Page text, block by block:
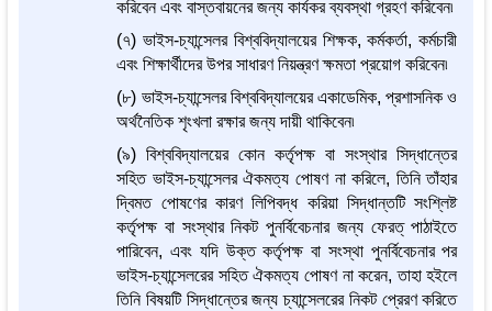
করিবেন এবং বাস্তবায়নের জন্য কার্যকর ব্যবস্থা গ্রহণ করিবেন৷
(৭) ভাইস-চ্যান্সেলর বিশ্ববিদ্যালয়ের শিক্ষক, কর্মকর্তা, কর্মচারী
এবং শিক্ষার্থীদের উপর সাধারণ নিয়ন্ত্রণ ক্ষমতা প্রয়োগ করিবেন৷
(৮) ভাইস-চ্যান্সেলর বিশ্ববিদ্যালয়ের একাডেমিক, প্রশাসনিক ও
অর্থনৈতিক শৃংখলা রক্ষার জন্য দায়ী থাকিবেন৷
(৯) বিশ্ববিদ্যালয়ের কোন কর্তৃপক্ষ বা সংস্থার সিদ্ধান্তের
সহিত ভাইস-চ্যান্সেলর ঐকমত্য পোষণ না করিলে, তিনি তাঁহার
দ্বিমত পোষণের কারণ লিপিবদ্ধ করিয়া সিদ্ধান্তটি সংশ্লিষ্ট
কর্তৃপক্ষ বা সংস্থার নিকট পুনর্বিবেচনার জন্য ফেরত্ পাঠাইতে
পারিবেন, এবং যদি উক্ত কর্তৃপক্ষ বা সংস্থা পুনর্বিবেচনার পর
ভাইস-চ্যান্সেলরের সহিত ঐকমত্য পোষণ না করেন, তাহা হইলে
তিনি বিষয়টি সিদ্ধান্তের জন্য চ্যান্সেলরের নিকট প্রেরণ করিতে